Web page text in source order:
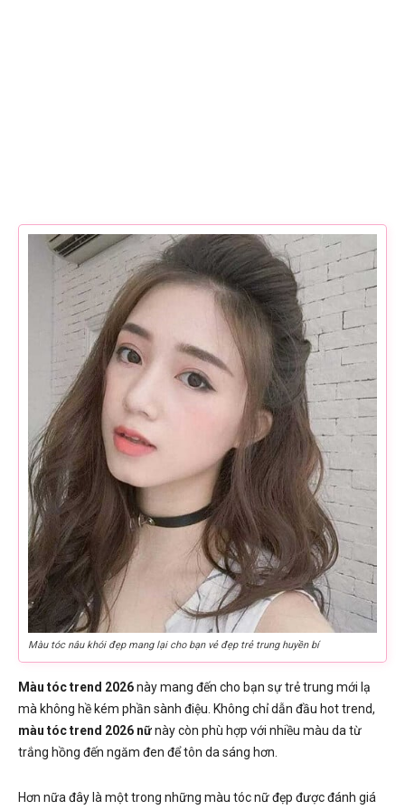
Màu tóc nâu khói đẹp mang lại cho bạn vẻ đẹp trẻ trung huyền bí
Màu tóc trend 2026này mang đến cho bạn sự trẻ trung mới lạ
mà không hề kém phần sành điệu. Không chỉ dẫn đầu hot trend,
màu tóc trend 2026 nữnày còn phù hợp với nhiều màu da từ
trắng hồng đến ngăm đen để tôn da sáng hơn.
Hơn nữa đây là một trong những màu tóc nữ đẹp được đánh giá